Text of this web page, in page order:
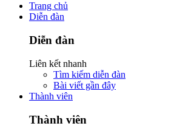
Trang chủ
Diễn đàn
Diễn đàn
Liên kết nhanh
Tìm kiếm diễn đàn
Bài viết gần đây
Thành viên
Thành viên